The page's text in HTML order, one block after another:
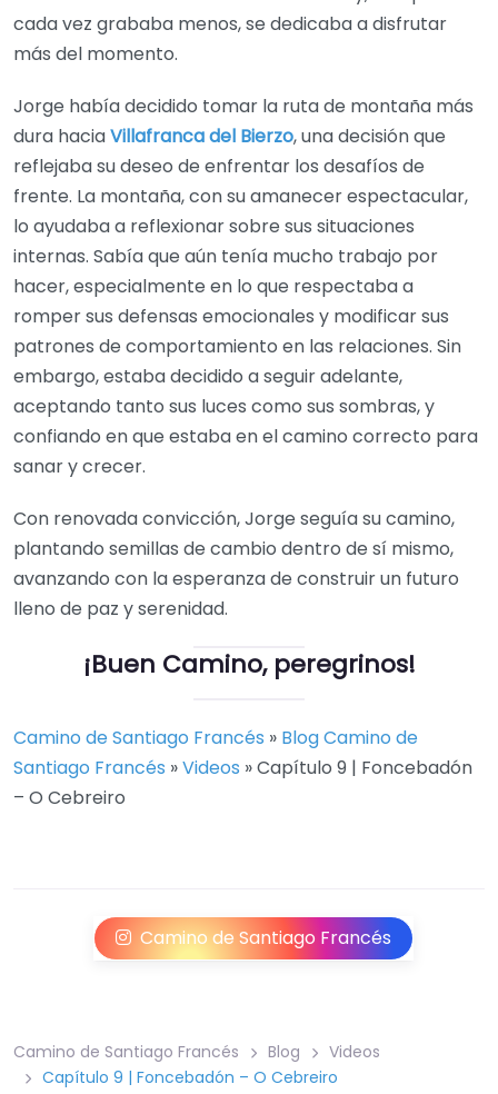
cada vez grababa menos, se dedicaba a disfrutar
más del momento.
Jorge había decidido tomar la ruta de montaña más
dura haciaVillafranca del Bierzo, una decisión que
reflejaba su deseo de enfrentar los desafíos de
frente. La montaña, con su amanecer espectacular,
lo ayudaba a reflexionar sobre sus situaciones
internas. Sabía que aún tenía mucho trabajo por
hacer, especialmente en lo que respectaba a
romper sus defensas emocionales y modificar sus
patrones de comportamiento en las relaciones. Sin
embargo, estaba decidido a seguir adelante,
aceptando tanto sus luces como sus sombras, y
confiando en que estaba en el camino correcto para
sanar y crecer.
Con renovada convicción, Jorge seguía su camino,
plantando semillas de cambio dentro de sí mismo,
avanzando con la esperanza de construir un futuro
lleno de paz y serenidad.
¡Buen Camino, peregrinos!
Camino de Santiago Francés » Blog Camino de
Santiago Francés »Videos »Capítulo 9 | Foncebadón
– O Cebreiro
Camino de Santiago Francés
Camino de Santiago Francés Blog
Videos
Capítulo 9 | Foncebadón – O Cebreiro